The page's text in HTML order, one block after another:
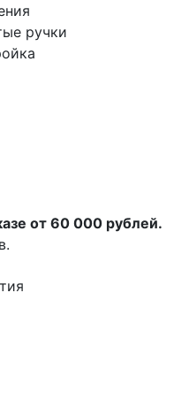
ручки
от 60 000 рублей.